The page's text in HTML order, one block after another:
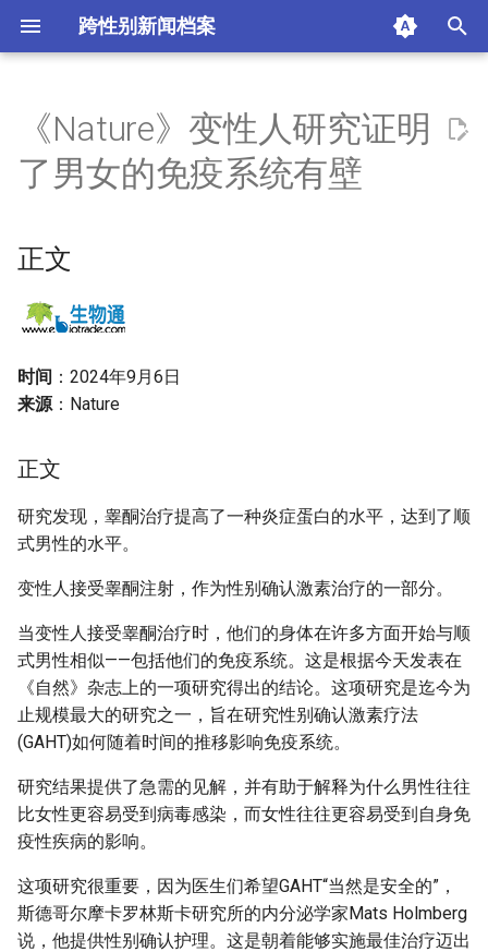
跨性别新闻档案
a
z
n
s
e
r
h
正文
免疫平衡点?
疾病的影响
摘要与附加信息
附加信息 [Processed Page
《Nature》变性人研究证明
了男女的免疫系统有壁
正文
时间 ：2024年9月6日
来源：Nature
正文
研究发现，睾酮治疗提高了一种炎症蛋白的水平，达到了顺
式男性的水平。
变性人接受睾酮注射，作为性别确认激素治疗的一部分。
当变性人接受睾酮治疗时，他们的身体在许多方面开始与顺
式男性相似——包括他们的免疫系统。这是根据今天发表在
《自然》杂志上的一项研究得出的结论。这项研究是迄今为
止规模最大的研究之一，旨在研究性别确认激素疗法
(GAHT)如何随着时间的推移影响免疫系统。
研究结果提供了急需的见解，并有助于解释为什么男性往往
比女性更容易受到病毒感染，而女性往往更容易受到自身免
疫性疾病的影响。
这项研究很重要，因为医生们希望GAHT“当然是安全的”，
斯德哥尔摩卡罗林斯卡研究所的内分泌学家Mats Holmberg
说，他提供性别确认护理。这是朝着能够实施最佳治疗迈出